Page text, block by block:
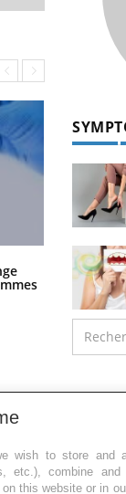
La
la nuit ?
les
wish to store and
etc.), combine
this website or in